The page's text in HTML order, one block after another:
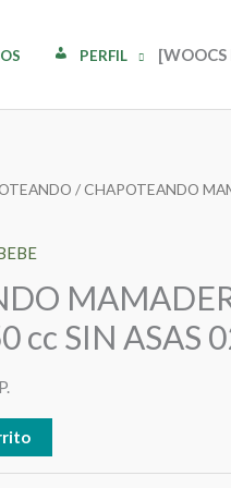
PERFIL [WOOCS
/ CHAPOTEANDO
cc SIN ASAS